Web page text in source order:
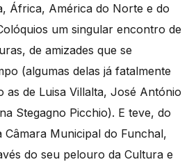
África, América do Norte e do
um singular encontro de
de amizades que se
(algumas delas já fatalmente
as de Luisa Villalta, José António
Stegagno Picchio). E teve, do
Câmara Municipal do Funchal,
do seu pelouro da Cultura e